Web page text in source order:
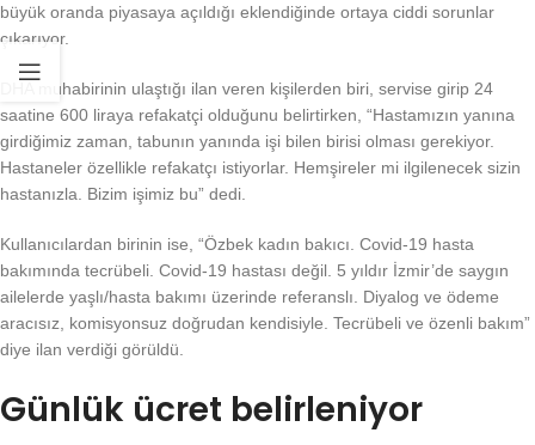
büyük oranda piyasaya açıldığı eklendiğinde ortaya ciddi sorunlar
çıkarıyor.
DHA muhabirinin ulaştığı ilan veren kişilerden biri, servise girip 24
saatine 600 liraya refakatçi olduğunu belirtirken, “Hastamızın yanına
girdiğimiz zaman, tabunın yanında işi bilen birisi olması gerekiyor.
Hastaneler özellikle refakatçı istiyorlar. Hemşireler mi ilgilenecek sizin
hastanızla. Bizim işimiz bu” dedi.
Kullanıcılardan birinin ise, “Özbek kadın bakıcı. Covid-19 hasta
bakımında tecrübeli. Covid-19 hastası değil. 5 yıldır İzmir’de saygın
ailelerde yaşlı/hasta bakımı üzerinde referanslı. Diyalog ve ödeme
aracısız, komisyonsuz doğrudan kendisiyle. Tecrübeli ve özenli bakım”
diye ilan verdiği görüldü.
Günlük ücret belirleniyor